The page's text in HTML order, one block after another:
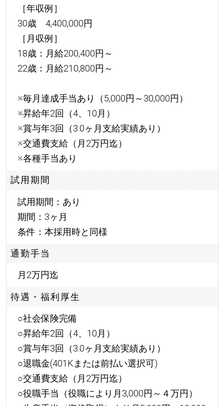
［年収例］
30歳 4,400,000円
［月収例］
18歳：月給200,400円～
22歳：月給210,800円～
※毎月達成手当あり（5,000円～30,000円）
※昇給年2回（4、10月）
※賞与年3回（3.0ヶ月支給実績あり）
※交通費支給（月2万円迄）
※各種手当あり
試用期間
試用期間：あり
期間：3ヶ月
条件：本採用時と同様
通勤手当
月2万円迄
待遇・福利厚生
○社会保険完備
○昇給年2回（4、10月）
○賞与年3回（3.0ヶ月支給実績あり）
○退職金(401Kまたは前払い選択可)
○交通費支給（月2万円迄）
○役職手当（役職により月3,000円～４万円）